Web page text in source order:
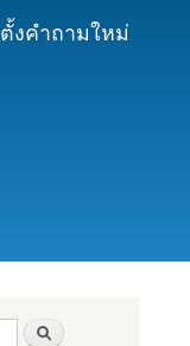
ตั้งคำถามใหม่